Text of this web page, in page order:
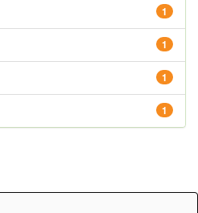
1
1
1
1